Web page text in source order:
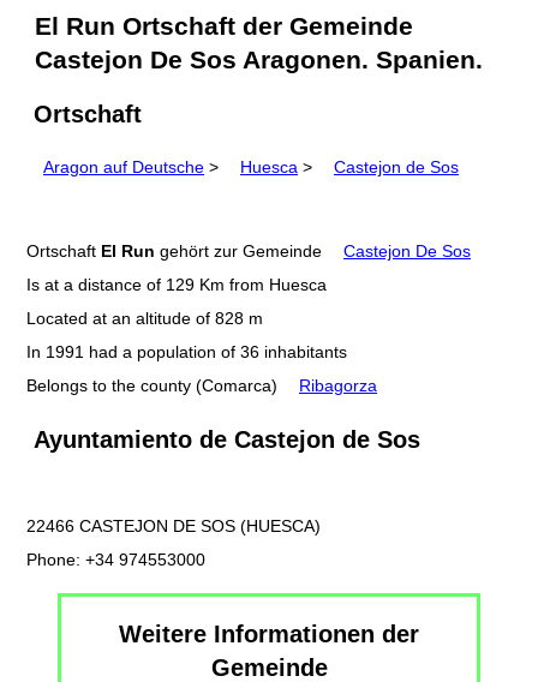
El Run Ortschaft der Gemeinde
Castejon De Sos Aragonen. Spanien.
Ortschaft
Aragon auf Deutsche > Huesca > Castejon de Sos
Ortschaft El Run gehört zur Gemeinde
Castejon De Sos
Is at a distance of 129 Km from Huesca
Located at an altitude of 828 m
In 1991 had a population of 36 inhabitants
Belongs to the county (Comarca)
Ribagorza
Ayuntamiento de Castejon de Sos
22466 CASTEJON DE SOS (HUESCA)
Phone: +34 974553000
Weitere Informationen der
Gemeinde